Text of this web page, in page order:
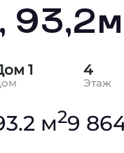
93,2м
1 4
Этаж
м29